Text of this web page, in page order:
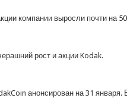
компании выросли почти на
рост и акции Kodak.
анонсирован на 31 января.